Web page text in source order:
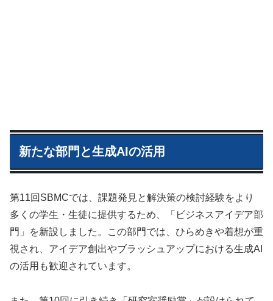
新たな部門と生成AIの活用
第11回SBMCでは、課題発見と解決策の検討経験をより
多くの学生・生徒に提供するため、「ビジネスアイデア部
門」を新設しました。この部門では、ひらめきや着想が重
視され、アイデア創出やブラッシュアップにおける生成AI
の活用も歓迎されています。